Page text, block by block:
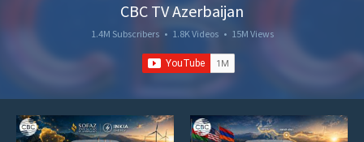
CBC TV Azerbaijan
1.4M Subscribers • 1.8K Videos • 15M Views